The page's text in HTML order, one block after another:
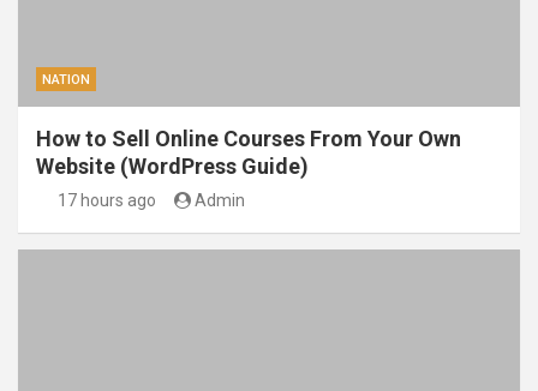
NATION
How to Sell Online Courses From Your Own
Website (WordPress Guide)
17 hours ago Admin